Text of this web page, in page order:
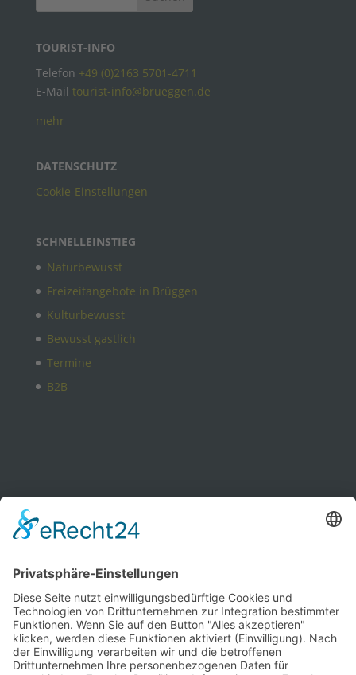
TOURIST-INFO
Telefon +49 (0)2163 5701-4711
E-Mail tourist-info@brueggen.de
mehr
DATENSCHUTZ
Cookie-Einstellungen
SCHNELLEINSTIEG
Naturbewusst
Freizeitangebote in Brüggen
Kulturbewusst
Bewusst gastlich
Termine
B2B